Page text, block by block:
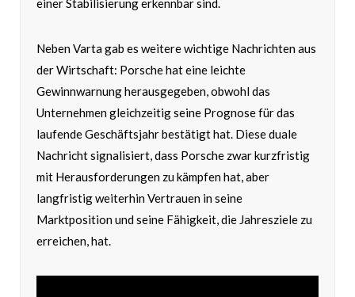
einer Stabilisierung erkennbar sind.
Neben Varta gab es weitere wichtige Nachrichten aus
der Wirtschaft: Porsche hat eine leichte
Gewinnwarnung herausgegeben, obwohl das
Unternehmen gleichzeitig seine Prognose für das
laufende Geschäftsjahr bestätigt hat. Diese duale
Nachricht signalisiert, dass Porsche zwar kurzfristig
mit Herausforderungen zu kämpfen hat, aber
langfristig weiterhin Vertrauen in seine
Marktposition und seine Fähigkeit, die Jahresziele zu
erreichen, hat.